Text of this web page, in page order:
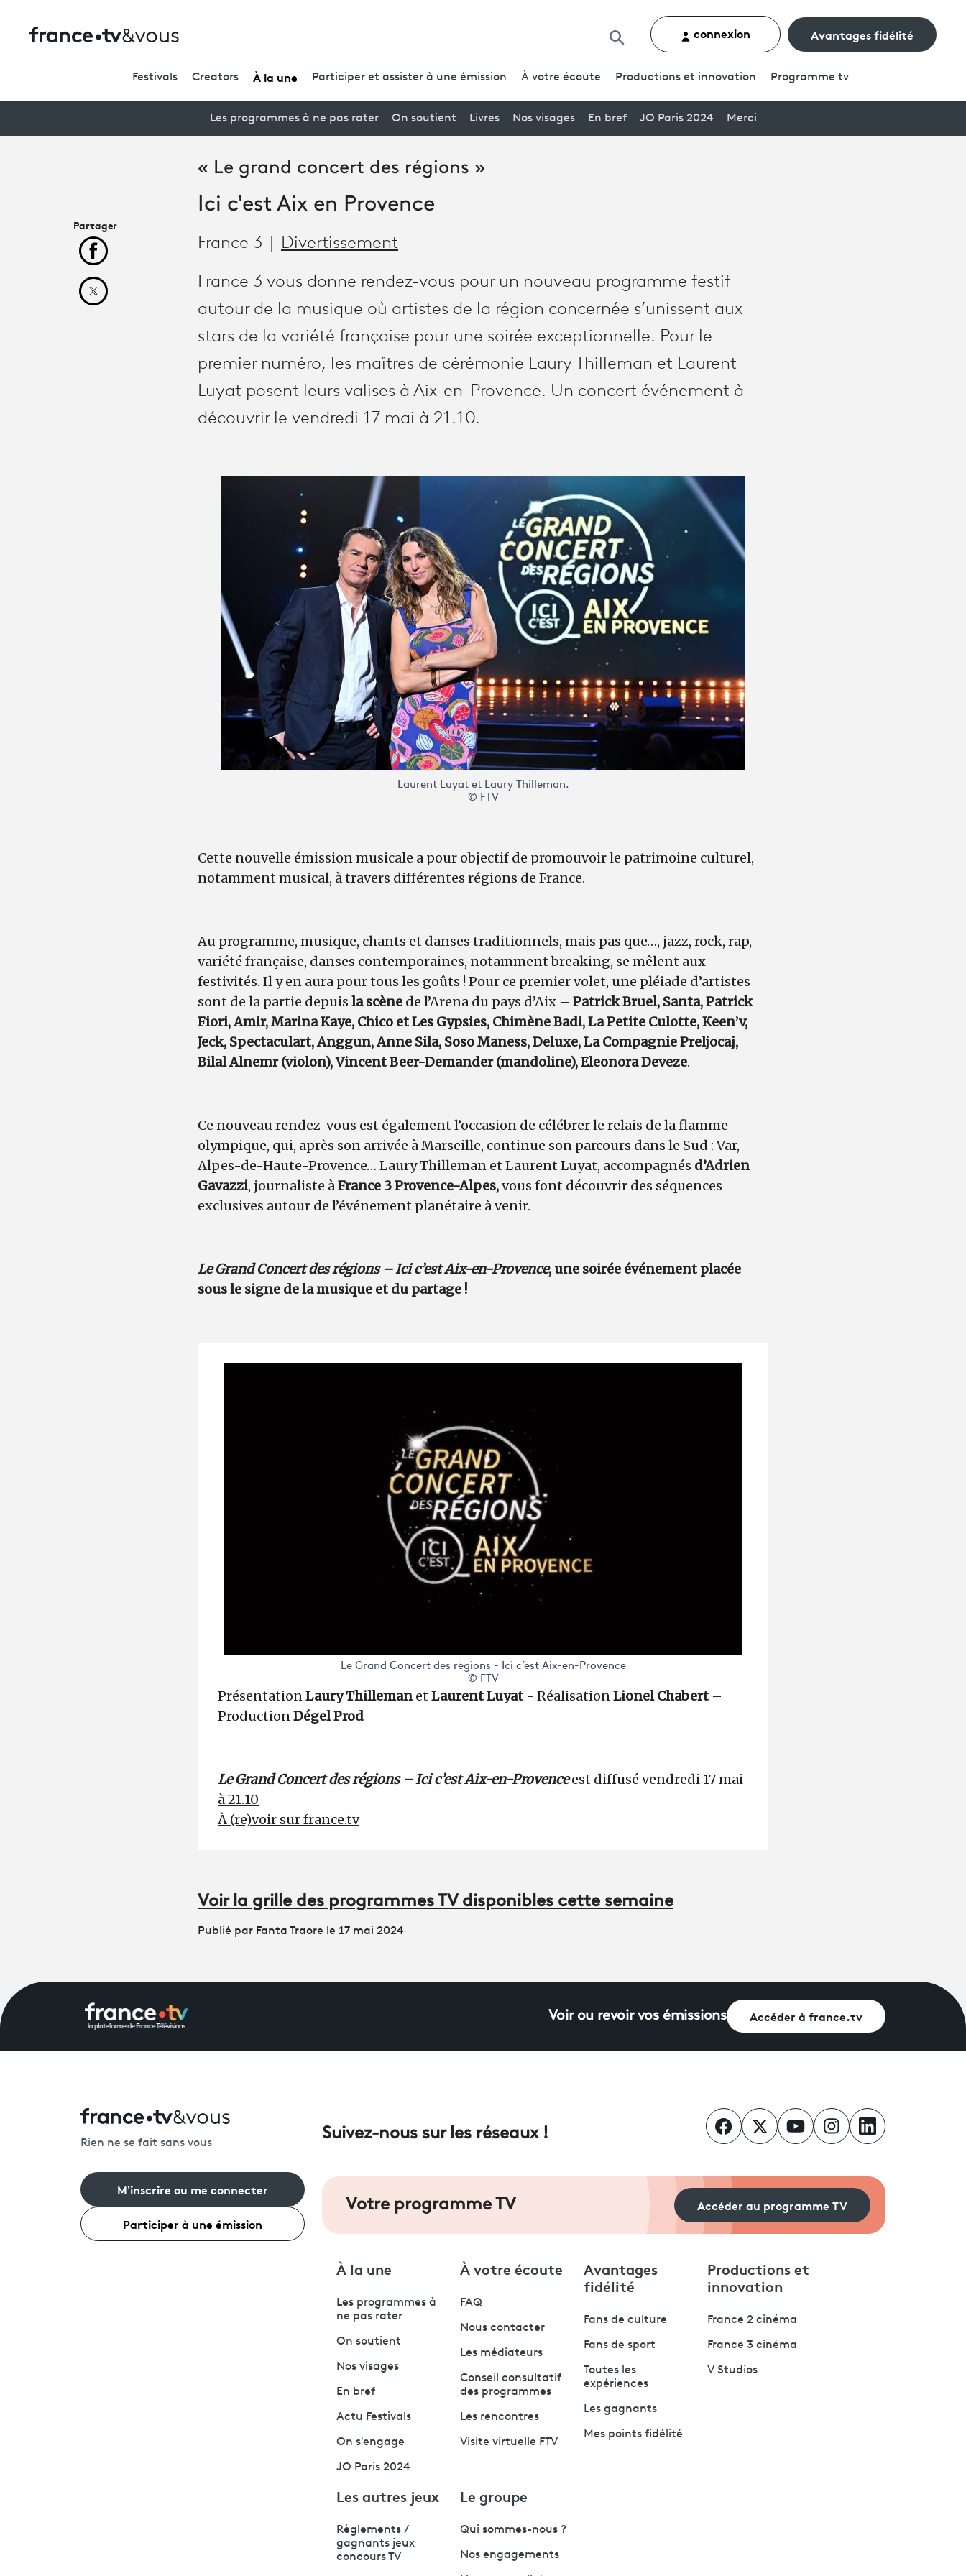
Rechercher un contenu
connexion Avantages fidélité
Festivals Creators À la une Participer et assister à une émission À votre écoute Productions et innovation Programme tv
Les programmes à ne pas rater On soutient Livres Nos visages En bref JO Paris 2024 Merci
« Le grand concert des régions »
Ici c'est Aix en Provence
France 3 Divertissement
France 3 vous donne rendez-vous pour un nouveau programme festif
autour de la musique où artistes de la région concernée s’unissent aux
stars de la variété française pour une soirée exceptionnelle. Pour le
premier numéro, les maîtres de cérémonie Laury Thilleman et Laurent
Luyat posent leurs valises à Aix-en-Provence. Un concert événement à
découvrir le vendredi 17 mai à 21.10.
Laurent Luyat et Laury Thilleman.
© FTV
Cette nouvelle émission musicale a pour objectif de promouvoir le patrimoine culturel,
notamment musical, à travers différentes régions de France.
Au programme, musique, chants et danses traditionnels, mais pas que…, jazz, rock, rap,
variété française, danses contemporaines, notamment breaking, se mêlent aux
festivités. Il y en aura pour tous les goûts ! Pour ce premier volet, une pléiade d’artistes
sont de la partie depuis la scène de l’Arena du pays d’Aix – Patrick Bruel, Santa, Patrick
Fiori, Amir, Marina Kaye, Chico et Les Gypsies, Chimène Badi, La Petite Culotte, Keen’v,
Jeck, Spectaculart, Anggun, Anne Sila, Soso Maness, Deluxe, La Compagnie Preljocaj,
Bilal Alnemr (violon), Vincent Beer-Demander (mandoline), Eleonora Deveze.
Ce nouveau rendez-vous est également l’occasion de célébrer le relais de la flamme
olympique, qui, après son arrivée à Marseille, continue son parcours dans le Sud : Var,
Alpes-de-Haute-Provence… Laury Thilleman et Laurent Luyat, accompagnés d’Adrien
Gavazzi, journaliste àFrance 3 Provence-Alpes,vous font découvrir des séquences
exclusives autour de l’événement planétaire à venir.
Le Grand Concert des régions – Ici c’est Aix-en-Provence, une soirée événement placée
sous le signe de la musique et du partage !
Le Grand Concert des régions - Ici c’est Aix-en-Provence
© FTV
PrésentationLaury Thilleman et Laurent Luyat - RéalisationLionel Chabert –
ProductionDégel Prod
Le Grand Concert des régions – Ici c’est Aix-en-Provence est diffusé vendredi 17 mai
à 21.10
À (re)voir sur france.tv
Voir la grille des programmes TV disponibles cette semaine
Partager
Partager cet article sur Facebook
Partager cet article sur X
Publié par Fanta Traore le 17 mai 2024
Voir ou revoir vos émissions Accéder à france.tv
Rien ne se fait sans vous
M'inscrire ou me connecter
Participer à une émission
Suivez-nous sur les réseaux !
Votre programme TV Accéder au programme TV
À la une
Les programmes à
ne pas rater
On soutient
Nos visages
En bref
Actu Festivals
On s'engage
JO Paris 2024
À votre écoute
FAQ
Nous contacter
Les médiateurs
Conseil consultatif
des programmes
Les rencontres
Visite virtuelle FTV
Avantages
fidélité
Fans de culture
Fans de sport
Toutes les
expériences
Les gagnants
Mes points fidélité
Productions et
innovation
France 2 cinéma
France 3 cinéma
V Studios
Les autres jeux
Règlements /
gagnants jeux
concours TV
Le groupe
Qui sommes-nous ?
Nos engagements